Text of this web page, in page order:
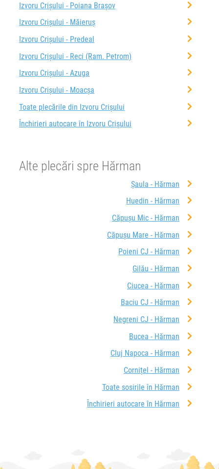
Izvoru Crișului - Poiana Brașov
Izvoru Crișului - Măieruș
Izvoru Crișului - Predeal
Izvoru Crișului - Reci (Ram. Petrom)
Izvoru Crișului - Azuga
Izvoru Crișului - Moacșa
Toate plecările din Izvoru Crișului
Închirieri autocare în Izvoru Crișului
Alte plecări spre Hărman
Șaula - Hărman
Huedin - Hărman
Căpușu Mic - Hărman
Căpușu Mare - Hărman
Poieni CJ - Hărman
Gilău - Hărman
Ciucea - Hărman
Baciu CJ - Hărman
Negreni CJ - Hărman
Bucea - Hărman
Cluj Napoca - Hărman
Cornițel - Hărman
Toate sosirile în Hărman
Închirieri autocare în Hărman